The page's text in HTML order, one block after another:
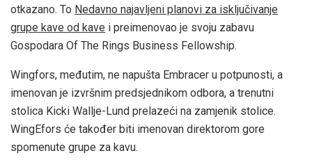
otkazano. To Nedavno najavljeni planovi za isključivanje
grupe kave od kave i preimenovao je svoju zabavu
Gospodara Of The Rings Business Fellowship.
Wingfors, međutim, ne napušta Embracer u potpunosti, a
imenovan je izvršnim predsjednikom odbora, a trenutni
stolica Kicki Wallje-Lund prelazeći na zamjenik stolice.
WingEfors će također biti imenovan direktorom gore
spomenute grupe za kavu.